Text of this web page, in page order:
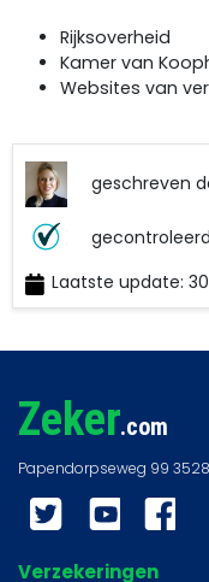
Rijksoverheid
Kamer van
Websites van
geschreven
Laatste update:
Zeker.com
Twitter YouTube
Verzekeringen